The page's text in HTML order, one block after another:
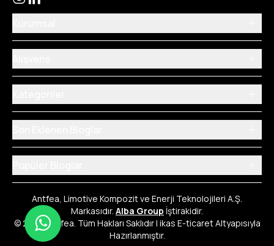
Antfea, Limotive Kompozit ve Enerji Teknolojileri A.Ş.
Markasıdır. Alba Group İştirakidir.
© 2026 Antfea. Tüm Hakları Saklıdır | ikas E-ticaret Altyapısıyla
Hazırlanmıştır.